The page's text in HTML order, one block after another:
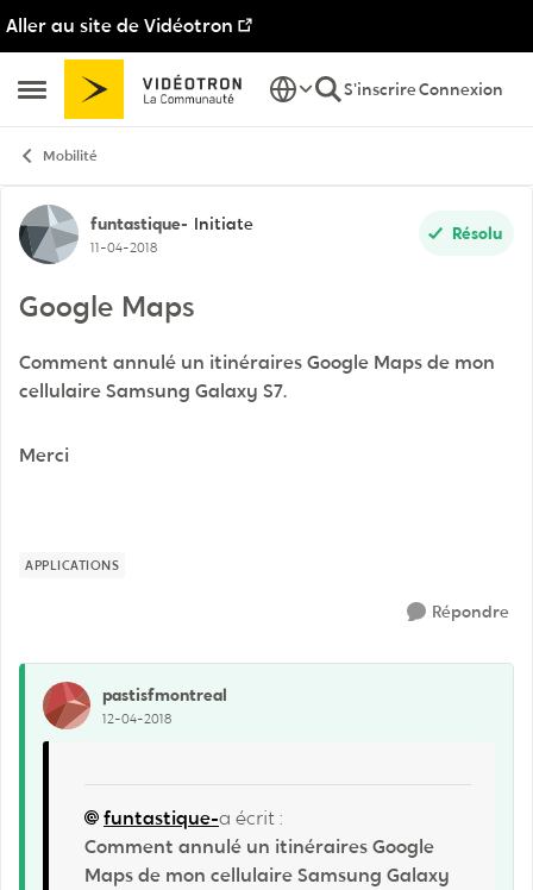
Aller au site de Vidéotron
Ouvrir Menu Latéral
Passer au contenu
S'inscrireConnexion
Mobilité
Discussion de forum
funtastique- Initiate
11-04-2018
Résolu
Google Maps
Comment annulé un itinéraires Google Maps de mon
cellulaire Samsung Galaxy S7.
Merci
APPLICATIONS
Répondre
pastisfmontreal
12-04-2018
funtastique-a écrit :
Comment annulé un itinéraires Google
Maps de mon cellulaire Samsung Galaxy